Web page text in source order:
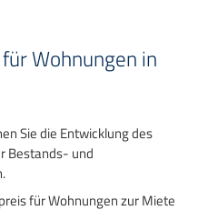
Wohnungen in
Sie die Entwicklung des
Bestands- und
für Wohnungen zur Miete